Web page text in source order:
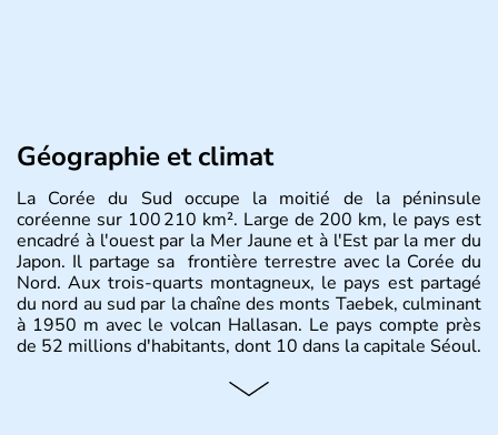
Géographie et climat
La Corée du Sud occupe la moitié de la péninsule
coréenne sur 100 210 km². Large de 200 km, le pays est
encadré à l'ouest par la Mer Jaune et à l'Est par la mer du
Japon. Il partage sa frontière terrestre avec la Corée du
Nord. Aux trois-quarts montagneux, le pays est partagé
du nord au sud par la chaîne des monts Taebek, culminant
à 1950 m avec le volcan Hallasan. Le pays compte près
de 52 millions d'habitants, dont 10 dans la capitale Séoul.
Histoire et administration